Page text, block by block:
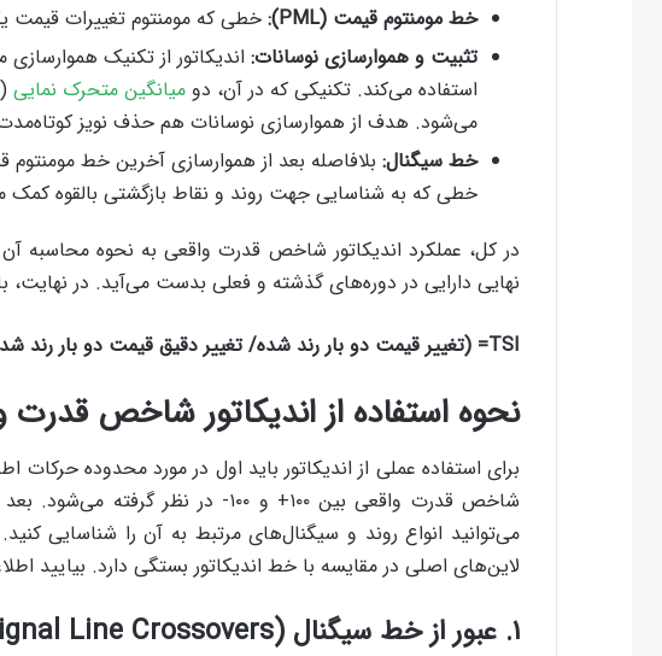
خط مومنتوم قیمت (PML
): خطی که مومنتوم تغییرات قیمت
تثبیت و هموارسازی نوسانات: اندیکاتور از تکنیک
استفاده می‌کند. تکنیکی که در آن، دو میانگین متحرک نمایی
می‌شود. هدف از هموارسازی نوسانات هم حذف نویز
خط سیگنال: بلافاصله بعد از هموارسازی آخرین خط
خطی که به شناسایی جهت روند و نقاط بازگشتی بالقوه کمک
در کل، عملکرد اندیکاتور شاخص قدرت واقعی به نحوه محاسبه
نهایی دارایی در دوره‌های گذشته و فعلی بدست می‌آید. در نهایت،
TSI= (تغییر قیمت دو بار رند شده/ تغییر دقیق قیمت دو بار رند شده) * ۱۰۰
نحوه استفاده از اندیکاتور شاخص قدرت
برای استفاده عملی از اندیکاتور باید اول در مورد محدوده حرکات
می‌توانید انواع روند و سیگنال‌های مرتبط به آن را شناسایی
لاین‌های اصلی در مقایسه با خط اندیکاتور بستگی دارد. بیایید
۱. عبور از خط سیگنال ( Line Crossovers